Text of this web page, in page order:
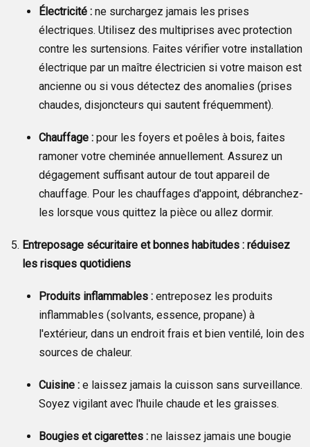
Électricité : ne surchargez jamais les prises
électriques. Utilisez des multiprises avec protection
contre les surtensions. Faites vérifier votre installation
électrique par un maître électricien si votre maison est
ancienne ou si vous détectez des anomalies (prises
chaudes, disjoncteurs qui sautent fréquemment).
Chauffage : pour les foyers et poêles à bois, faites
ramoner votre cheminée annuellement. Assurez un
dégagement suffisant autour de tout appareil de
chauffage. Pour les chauffages d'appoint, débranchez-
les lorsque vous quittez la pièce ou allez dormir.
Entreposage sécuritaire et bonnes habitudes : réduisez
les risques quotidiens
Produits inflammables : entreposez les produits
inflammables (solvants, essence, propane) à
l'extérieur, dans un endroit frais et bien ventilé, loin des
sources de chaleur.
Cuisine : e laissez jamais la cuisson sans surveillance.
Soyez vigilant avec l'huile chaude et les graisses.
Bougies et cigarettes : ne laissez jamais une bougie